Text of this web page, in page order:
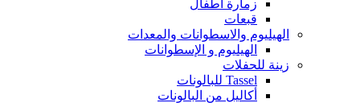
زمارة أطفال
قبعات
الهيليوم والاسطوانات والمعدات
الهيليوم و الإسطوانات
زينة للحفلات
Tassel للبالونات
أكاليل من البالونات